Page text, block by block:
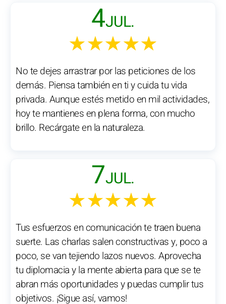
4JUL.
★★★★★
No te dejes arrastrar por las peticiones de los
demás. Piensa también en ti y cuida tu vida
privada. Aunque estés metido en mil actividades,
hoy te mantienes en plena forma, con mucho
brillo. Recárgate en la naturaleza.
7JUL.
★★★★★
Tus esfuerzos en comunicación te traen buena
suerte. Las charlas salen constructivas y, poco a
poco, se van tejiendo lazos nuevos. Aprovecha
tu diplomacia y la mente abierta para que se te
abran más oportunidades y puedas cumplir tus
objetivos. ¡Sigue así, vamos!